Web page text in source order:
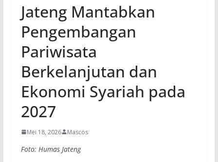
Jateng Mantabkan
Pengembangan
Pariwisata
Berkelanjutan dan
Ekonomi Syariah pada
2027
Mei 18, 2026 Mascos
Foto: Humas Jateng